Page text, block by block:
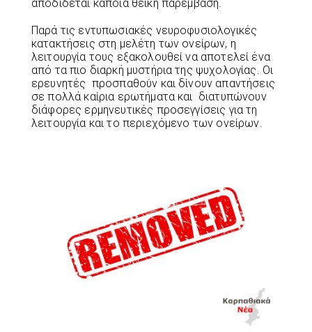
αποδίδεται κάποια θεϊκή παρέμβαση.
Παρά τις εντυπωσιακές νευροφυσιολογικές
κατακτήσεις στη μελέτη των ονείρων, η
λειτουργία τους εξακολουθεί να αποτελεί ένα
από τα πιο διαρκή μυστήρια της ψυχολογίας. Οι
ερευνητές προσπαθούν και δίνουν απαντήσεις
σε πολλά καίρια ερωτήματα και διατυπώνουν
διάφορες ερμηνευτικές προσεγγίσεις για τη
λειτουργία και το περιεχόμενο των ονείρων.